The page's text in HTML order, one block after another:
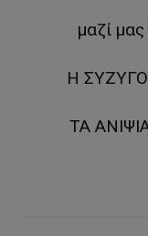
μαζί
Η
ΤΑ